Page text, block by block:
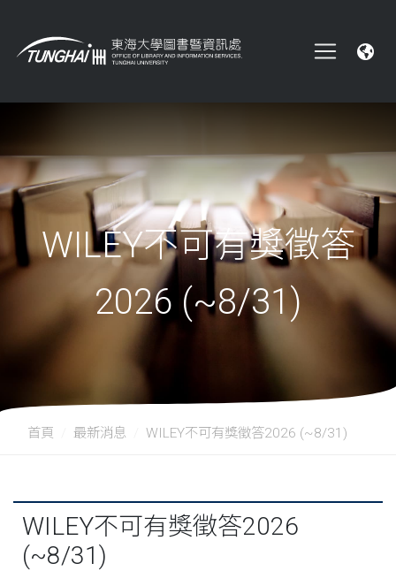
WILEY不可有獎徵答
2026 (~8/31)
首頁 最新消息 WILEY不可有獎徵答2026 (~8/31)
WILEY不可有獎徵答2026
(~8/31)